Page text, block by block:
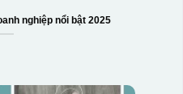
nghiệp nổi bật 2025